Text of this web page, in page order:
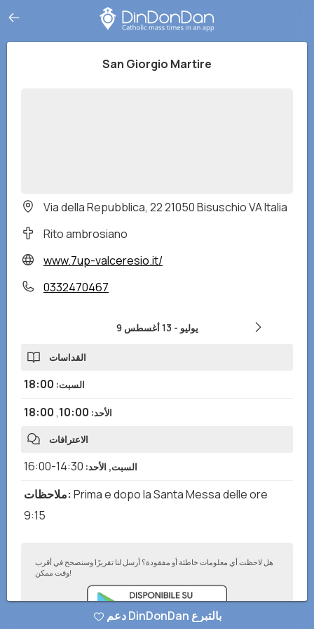
San Giorgio Martire
Via della Repubblica, 22 21050 Bisuschio VA Italia
Rito ambrosiano
www.7up-valceresio.it/
0332470467
9 يوليو -13 أغسطس
القداسات
السبت:
18:00
الأحد:
10:00
,
18:00
الاعترافات
السبت, الأحد:
14:30-16:00
ملاحظات: Prima e dopo la Santa Messa delle ore
9:15
هل لاحظت أي معلومات خاطئة أو مفقودة؟ أرسل لنا تقريرًا وسنصحح في أقرب
وقت ممكن!
دعم DinDonDan بالتبرع